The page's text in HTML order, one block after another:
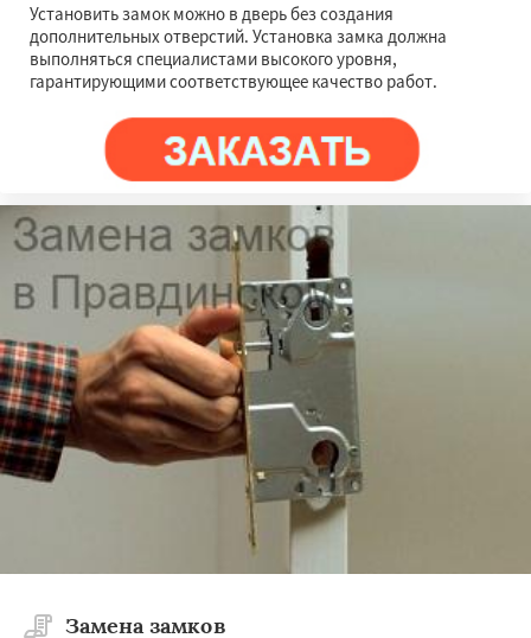
Установить замок можно в дверь без создания
дополнительных отверстий. Установка замка должна
выполняться специалистами высокого уровня,
гарантирующими соответствующее качество работ.
Замена замков